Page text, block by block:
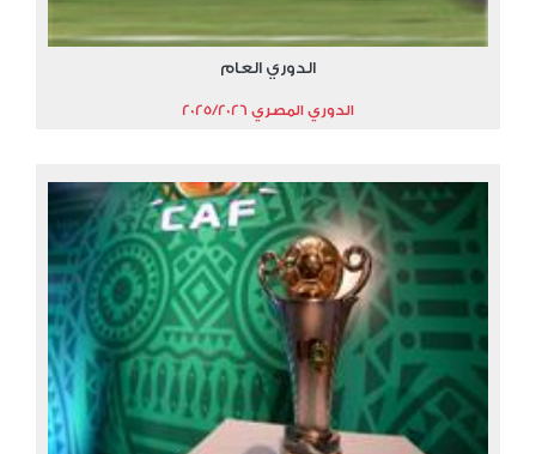
الدوري العام
الدوري المصري 2025/2026